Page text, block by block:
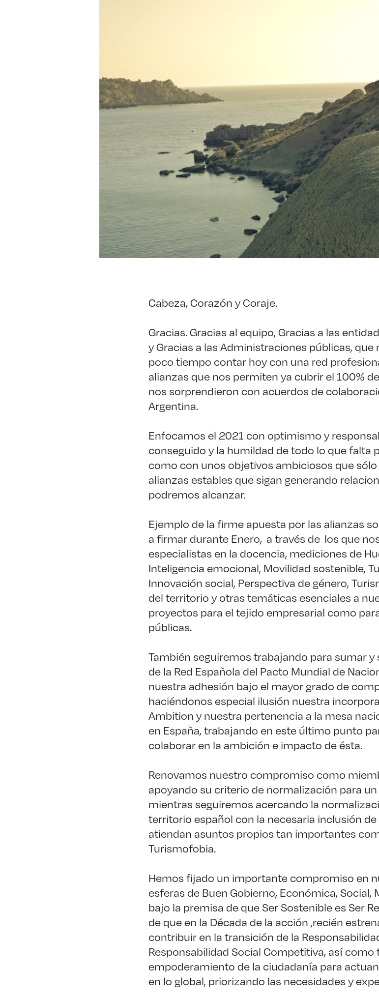
Cabeza, Corazón y Coraje.
Gracias. Gracias al equipo, Gracias a las
y Gracias a las Administraciones públicas,
poco tiempo contar hoy con una red
alianzas que nos permiten ya cubrir el 100%
nos sorprendieron con acuerdos de
Argentina.
Enfocamos el 2021 con optimismo y
conseguido y la humildad de todo lo que falta
como con unos objetivos ambiciosos que
alianzas estables que sigan generando
podremos alcanzar.
Ejemplo de la firme apuesta por las alianzas
a firmar durante Enero, a través de los que
especialistas en la docencia, mediciones de
Inteligencia emocional, Movilidad sostenible,
Innovación social, Perspectiva de género,
del territorio y otras temáticas esenciales a
proyectos para el tejido empresarial como
públicas.
También seguiremos trabajando para sumar
de la Red Española del Pacto Mundial de
nuestra adhesión bajo el mayor grado de
haciéndonos especial ilusión nuestra
Ambition y nuestra pertenencia a la mesa
en España, trabajando en este último punto
colaborar en la ambición e impacto de ésta.
Renovamos nuestro compromiso como
apoyando su criterio de normalización para
mientras seguiremos acercando la
territorio español con la necesaria inclusión
atiendan asuntos propios tan importantes
Turismofobia.
Hemos fijado un importante compromiso en
esferas de Buen Gobierno, Económica,
bajo la premisa de que Ser Sostenible es Ser
de que en la Década de la acción ,recién
contribuir en la transición de la
Responsabilidad Social Competitiva, así
empoderamiento de la ciudadanía para
en lo global, priorizando las necesidades y